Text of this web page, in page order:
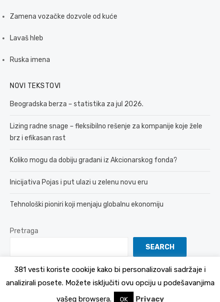
Zamena vozačke dozvole od kuće
Lavaš hleb
Ruska imena
NOVI TEKSTOVI
Beogradska berza – statistika za jul 2026.
Lizing radne snage – fleksibilno rešenje za kompanije koje žele
brz i efikasan rast
Koliko mogu da dobiju građani iz Akcionarskog fonda?
Inicijativa Pojas i put ulazi u zelenu novu eru
Tehnološki pioniri koji menjaju globalnu ekonomiju
Pretraga
SEARCH
Politika Privatnosti
381 vesti koriste cookije kako bi personalizovali sadržaje i
analizirali posete. Možete isključiti ovu opciju u podešavanjima
vašeg browsera.
OK Privacy